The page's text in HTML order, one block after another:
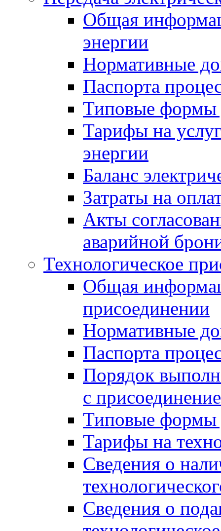
Общая
энергии
Нормативные
Паспорта
Типовые формы
Тарифы на
энергии
Баланс
Затраты на
Акты
аварийной
Технологическое
Общая
присоединении
Нормативные
Паспорта
Порядок
с
Типовые формы
Тарифы на
Сведения о
Сведения о